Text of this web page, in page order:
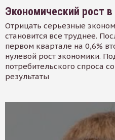
Экономический рост
Отрицать серьезные
становится все труднее.
первом квартале на 0,6%
нулевой рост экономики.
потребительского спроса
результаты